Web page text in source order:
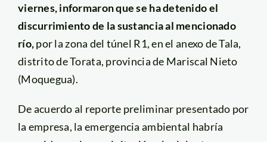
viernes, informaron que se ha detenido el
discurrimiento de la sustancia al mencionado
río,por la zona del túnel R1, en el anexo de Tala,
distrito de Torata, provincia de Mariscal Nieto
(Moquegua).
De acuerdo al reporte preliminar presentado por
la empresa, la emergencia ambiental habría